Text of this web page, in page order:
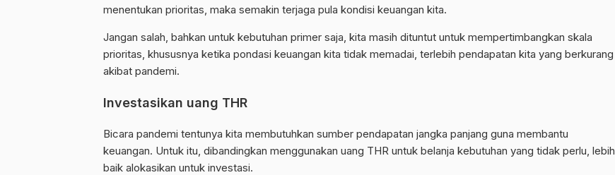
menentukan prioritas, maka semakin terjaga pula kondisi keuangan kita.
Jangan salah, bahkan untuk kebutuhan primer saja, kita masih dituntut untuk mempertimbangkan skala
prioritas, khususnya ketika pondasi keuangan kita tidak memadai, terlebih pendapatan kita yang berkurang
akibat pandemi.
Investasikan uang THR
Bicara pandemi tentunya kita membutuhkan sumber pendapatan jangka panjang guna membantu
keuangan. Untuk itu, dibandingkan menggunakan uang THR untuk belanja kebutuhan yang tidak perlu, lebih
baik alokasikan untuk investasi.